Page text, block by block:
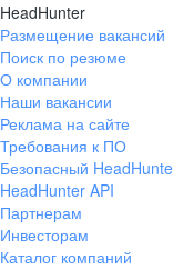
HeadHunter
Размещение вакансий
Поиск по резюме
О компании
Наши вакансии
Реклама на сайте
Требования к ПО
Безопасный
HeadHunter API
Партнерам
Инвесторам
Каталог компаний